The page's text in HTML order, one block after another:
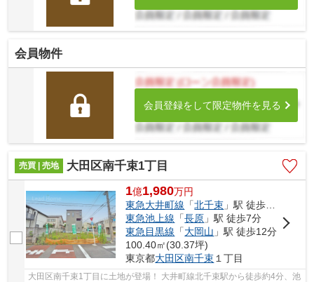
会員物件
会員登録をして限定物件を見る
売買 | 売地 大田区南千束1丁目
1億1,980万円
東急大井町線 「北千束 」駅 徒歩4分
東急池上線 「長原 」駅 徒歩7分
東急目黒線 「大岡山 」駅 徒歩12分
100.40㎡(30.37坪)
東京都大田区南千束 １丁目
大田区南千束1丁目に土地が登場！ 大井町線北千束駅から徒歩約4分、池